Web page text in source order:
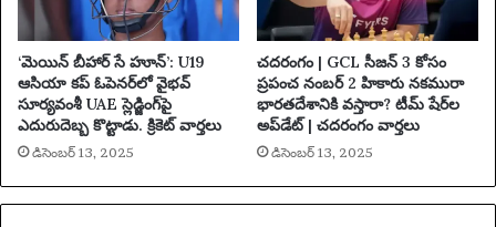
తి
దిం
ది
|
ఉ
క్రె
‘మెయిన్ బీహార్ సే హూన్’: U19
ఆసియా కప్ ఓపెనర్‌లో వైభవ్
సూర్యవంశీ UAE స్లెడ్జింగ్‌పై
ఎదురుదెబ్బ కొట్టాడు. క్రికెట్ వార్తలు
డిసెంబర్ 13, 2025
చదరంగం | GCL సీజన్ 3 కోసం
ప్రపంచ నంబర్ 2 హికారు నకమురా
భారతదేశానికి వస్తారా? టీమ్ షేర్‌ల
అప్‌డేట్ | చదరంగం వార్తలు
డిసెంబర్ 13, 2025